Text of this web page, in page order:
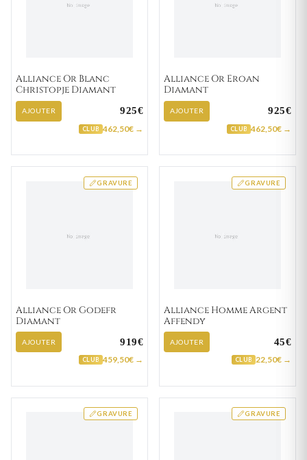
Alliance Or Blanc
Christopje Diamant
AJOUTER 925€
CLUB 462,50€ →
Alliance Or Eroan
Diamant
AJOUTER 925€
CLUB 462,50€ →
GRAVURE
Alliance Or Godefr
Diamant
AJOUTER 919€
CLUB 459,50€ →
GRAVURE
Alliance Homme Argent
Affendy
AJOUTER 45€
CLUB 22,50€ →
GRAVURE GRAVURE